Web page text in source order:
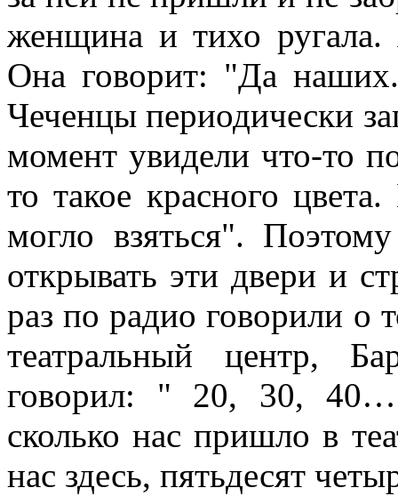
женщина и тихо
Она говорит: "Да
Чеченцы периодически
момент увидели что-то
то такое красного
могло взяться".
открывать эти двери и
раз по радио говорили о
театральный центр,
говорил: " 20, 30,
сколько нас пришло в
нас здесь, пятьдесят